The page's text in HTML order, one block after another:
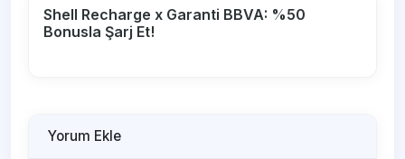
Shell Recharge x Garanti BBVA: %50
Bonusla Şarj Et!
Yorum Ekle